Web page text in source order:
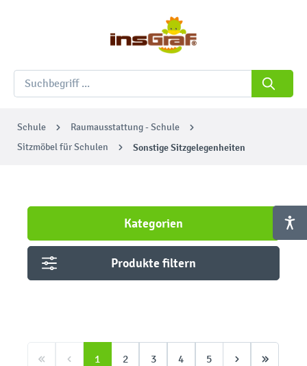
Schule
Raumausstattung - Schule
Sitzmöbel für Schulen
Sonstige Sitzgelegenheiten
Kategorien
Produkte filtern
1 2 3 4 5